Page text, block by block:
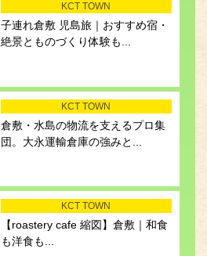
KCT TOWN
子連れ倉敷 児島旅｜おすすめ宿・
絶景とものづくり体験も...
KCT TOWN
倉敷・水島の物流を支えるプロ集
団。大永運輸倉庫の強みと...
KCT TOWN
【roastery cafe 縮図】倉敷｜和食
も洋食も...